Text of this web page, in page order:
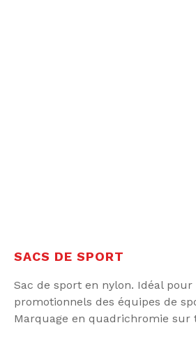
SACS DE SPORT
Sac de sport en nylon. Idéal pour
promotionnels des équipes de
Marquage en quadrichromie sur